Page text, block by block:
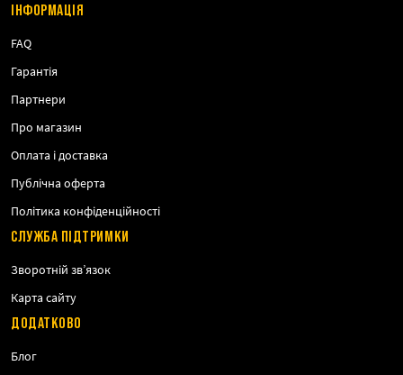
ІНФОРМАЦІЯ
FAQ
Гарантія
Партнери
Про магазин
Оплата і доставка
Публічна оферта
Політика конфіденційності
СЛУЖБА ПІДТРИМКИ
Зворотній зв’язок
Карта сайту
ДОДАТКОВО
Блог